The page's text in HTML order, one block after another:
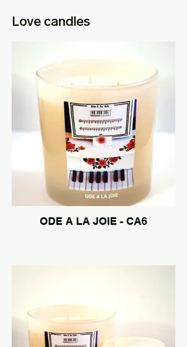
Love candles
ODE A LA JOIE - CA6